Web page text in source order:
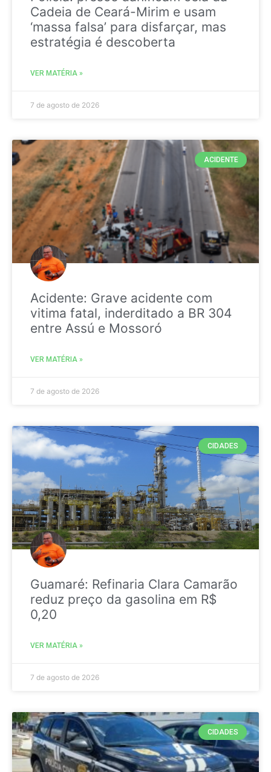
Cadeia de Ceará-Mirim e usam
‘massa falsa’ para disfarçar, mas
estratégia é descoberta
VER MATÉRIA »
7 de agosto de 2026
ACIDENTE
Acidente: Grave acidente com
vitima fatal, inderditado a BR 304
entre Assú e Mossoró
VER MATÉRIA »
7 de agosto de 2026
CIDADES
Guamaré: Refinaria Clara Camarão
reduz preço da gasolina em R$
0,20
VER MATÉRIA »
7 de agosto de 2026
CIDADES